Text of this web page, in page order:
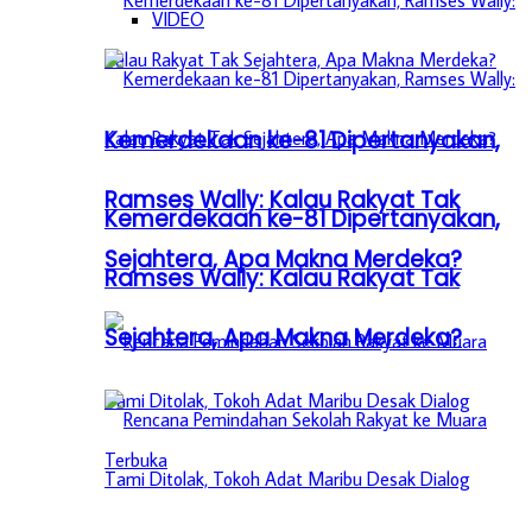
Kemerdekaan ke-81 Dipertanyakan,
Ramses Wally: Kalau Rakyat Tak
Sejahtera, Apa Makna Merdeka?
VIDEO
Kemerdekaan ke-81 Dipertanyakan,
Ramses Wally: Kalau Rakyat Tak
Sejahtera, Apa Makna Merdeka?